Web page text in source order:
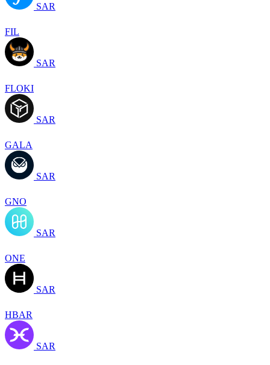
SAR
FIL
SAR
FLOKI
SAR
GALA
SAR
GNO
SAR
ONE
SAR
HBAR
SAR